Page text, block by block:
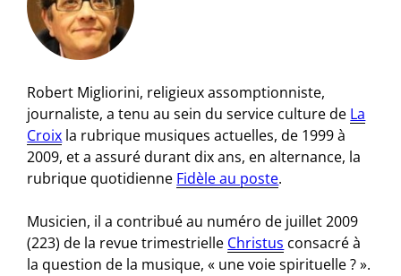
Robert Migliorini, religieux assomptionniste,
journaliste, a tenu au sein du service culture de La
Croix la rubrique musiques actuelles, de 1999 à
2009, et a assuré durant dix ans, en alternance, la
rubrique quotidienne Fidèle au poste.
Musicien, il a contribué au numéro de juillet 2009
(223) de la revue trimestrielle Christus consacré à
la question de la musique, « une voie spirituelle ? ».